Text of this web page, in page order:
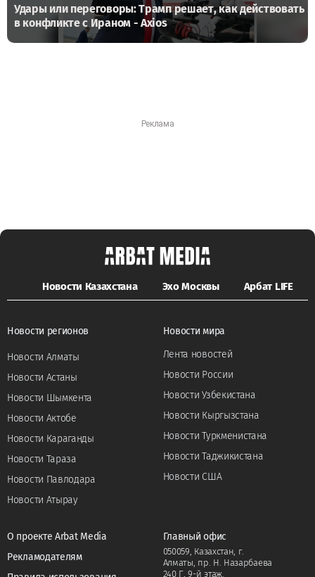
Удары или переговоры: Трамп решает, как действовать
в конфликте с Ираном - Axios
Новости Казахстана Эхо Москвы Арбат LIFE
Новости регионов
Новости Алматы
Новости Астаны
Новости Шымкента
Новости Актобе
Новости Караганды
Новости Тараза
Новости Павлодара
Новости Атырау
Новости мира
Лента новостей
Новости России
Новости Узбекистана
Новости Кыргызстана
Новости Туркменистана
Новости Таджикистана
Новости США
О проекте Arbat Media
Рекламодателям
Главный офис
050059, Казахстан, г.
Алматы, пр. Н. Назарбаева
240 Г, 9-й этаж.